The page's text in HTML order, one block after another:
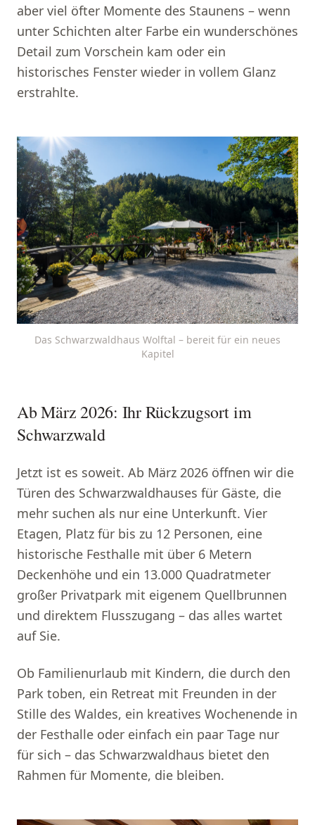
aber viel öfter Momente des Staunens – wenn
unter Schichten alter Farbe ein wunderschönes
Detail zum Vorschein kam oder ein
historisches Fenster wieder in vollem Glanz
erstrahlte.
Das Schwarzwaldhaus Wolftal – bereit für ein neues
Kapitel
Ab März 2026: Ihr Rückzugsort im
Schwarzwald
Jetzt ist es soweit. Ab März 2026 öffnen wir die
Türen des Schwarzwaldhauses für Gäste, die
mehr suchen als nur eine Unterkunft. Vier
Etagen, Platz für bis zu 12 Personen, eine
historische Festhalle mit über 6 Metern
Deckenhöhe und ein 13.000 Quadratmeter
großer Privatpark mit eigenem Quellbrunnen
und direktem Flusszugang – das alles wartet
auf Sie.
Ob Familienurlaub mit Kindern, die durch den
Park toben, ein Retreat mit Freunden in der
Stille des Waldes, ein kreatives Wochenende in
der Festhalle oder einfach ein paar Tage nur
für sich – das Schwarzwaldhaus bietet den
Rahmen für Momente, die bleiben.